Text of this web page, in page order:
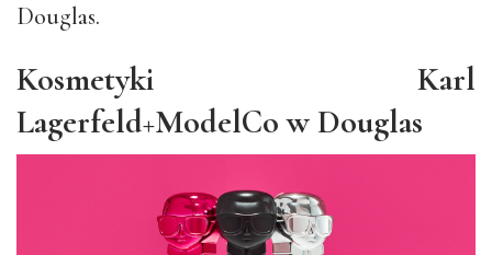
Douglas.
Kosmetyki Karl
Lagerfeld+ModelCo w Douglas